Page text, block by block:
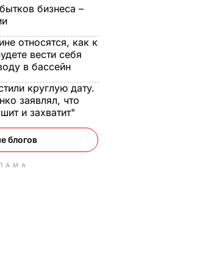
бизнеса –
относятся, как к
вести себя
в бассейн
круглую дату.
заявлял, что
и захватит"
блогов